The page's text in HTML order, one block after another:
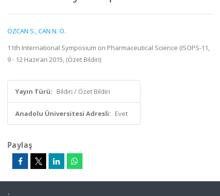
ÖZCAN S.,CAN N. Ö.
11th International Symposium on Pharmaceutical Science (ISOPS-11,
9 - 12 Haziran 2015, (Özet Bildiri)
Yayın Türü: Bildiri / Özet Bildiri
Anadolu Üniversitesi Adresli: Evet
Paylaş